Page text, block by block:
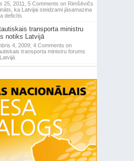
25, 2011, 5 Comments on Rimšēvičs
ka Latvijai steidzami jāsamazina
deficīts
transporta ministru
notiks Latvijā
4, 2009, 4 Comments on
transporta ministru forums